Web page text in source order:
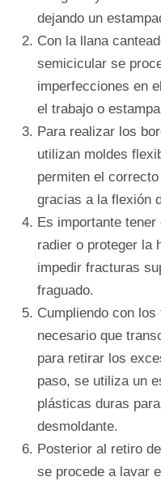
dejando un
Con la llana
semicicular se
imperfecciones en
el trabajo o
Para realizar los
utilizan moldes
permiten el
gracias a la flexión
Es importante
radier o proteger la
impedir fracturas
fraguado.
Cumpliendo con
necesario que
para retirar los
paso, se utiliza un
plásticas duras
desmoldante.
Posterior al retiro
se procede a lavar